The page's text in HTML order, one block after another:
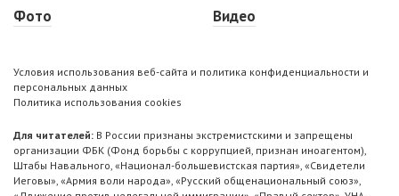
Фото
Видео
Условия использования веб-сайта и политика конфиденциальности и
персональных данных
Политика использования cookies
Для читателей: В России признаны экстремистскими и запрещены
организации ФБК (Фонд борьбы с коррупцией, признан иноагентом),
Штабы Навального, «Национал-большевистская партия», «Свидетели
Иеговы», «Армия воли народа», «Русский общенациональный союз»,